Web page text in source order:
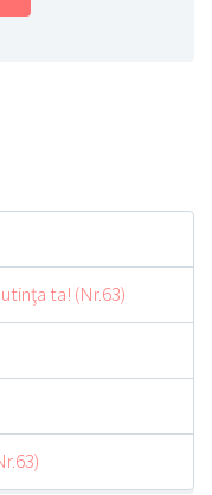
ta! (Nr.63)